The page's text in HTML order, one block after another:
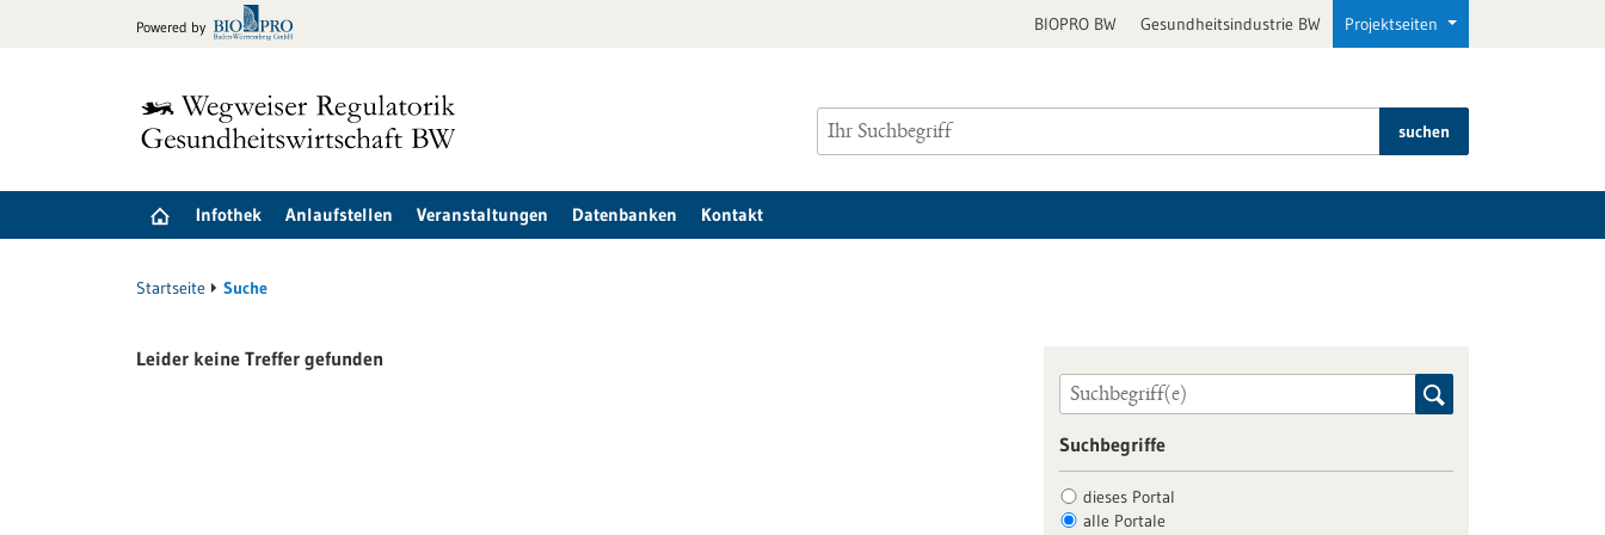
Powered by BIOPRO BW Gesundheitsindustrie BW Projektseiten
suchen
Infothek Anlaufstellen Veranstaltungen Datenbanken Kontakt
Startseite Suche
Leider keine Treffer gefunden
Suchbegriffe
dieses Portal
alle Portale